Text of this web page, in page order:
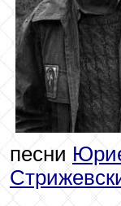
песни